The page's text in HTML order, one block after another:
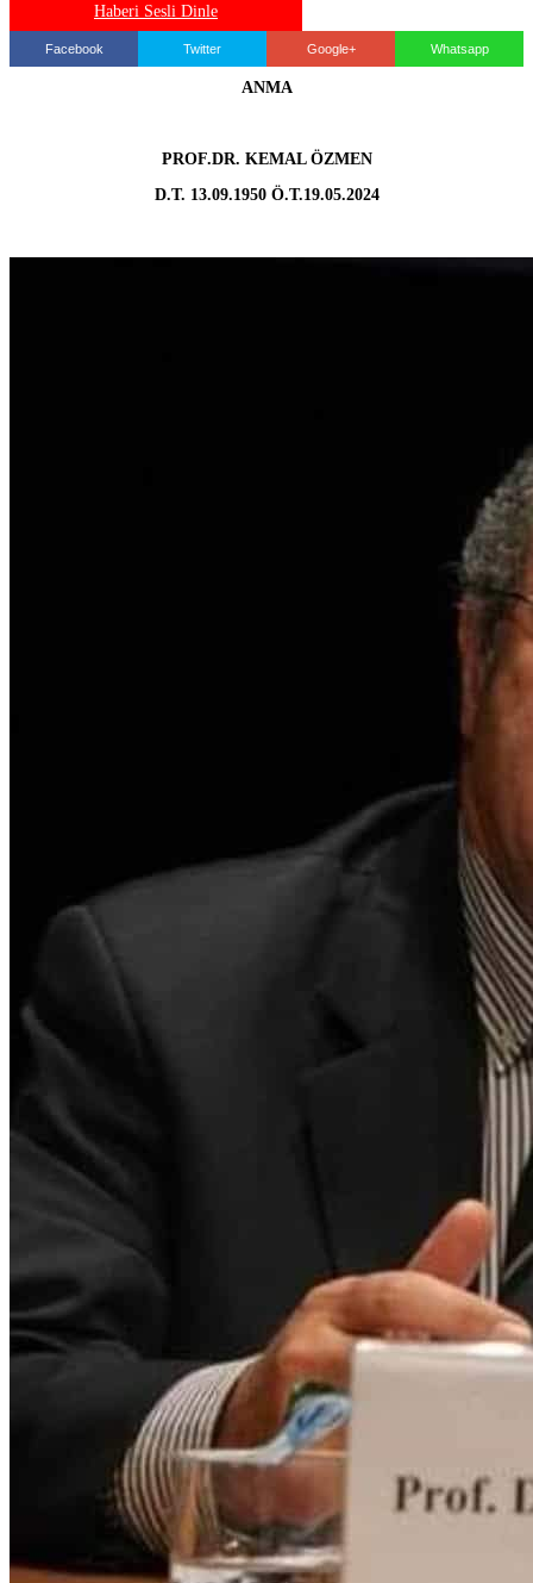
Haberi Sesli Dinle
Facebook Twitter Google+ Whatsapp
ANMA
PROF.DR. KEMAL ÖZMEN
D.T. 13.09.1950 Ö.T.19.05.2024